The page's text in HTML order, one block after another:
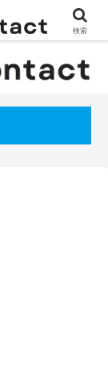
タクトBLOG
検索